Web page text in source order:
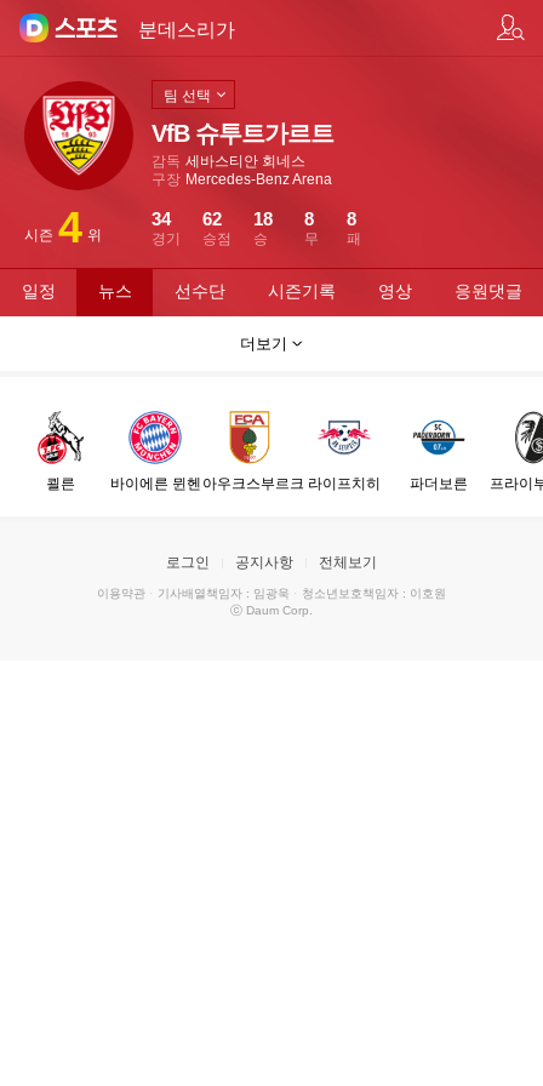
분데스리가
VfB 슈투트가르트
감독 세바스티안 회네스
구장 Mercedes-Benz Arena
시즌 4 위 경기
34
승점
62
승
18
무
8
패
8
팀 선택
일정 뉴스 선수단 시즌기록 영상 응원댓글
더보기
쾰른 바이에른 뮌헨 아우크스부르크 라이프치히 파더보른 프라이
로그인 공지사항 전체보기
이용약관 · 기사배열책임자 : 임광욱 · 청소년보호책임자 : 이호원
ⓒ Daum Corp.